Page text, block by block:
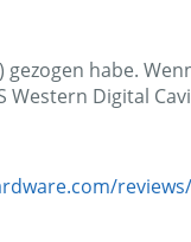
habe.
Western Digital